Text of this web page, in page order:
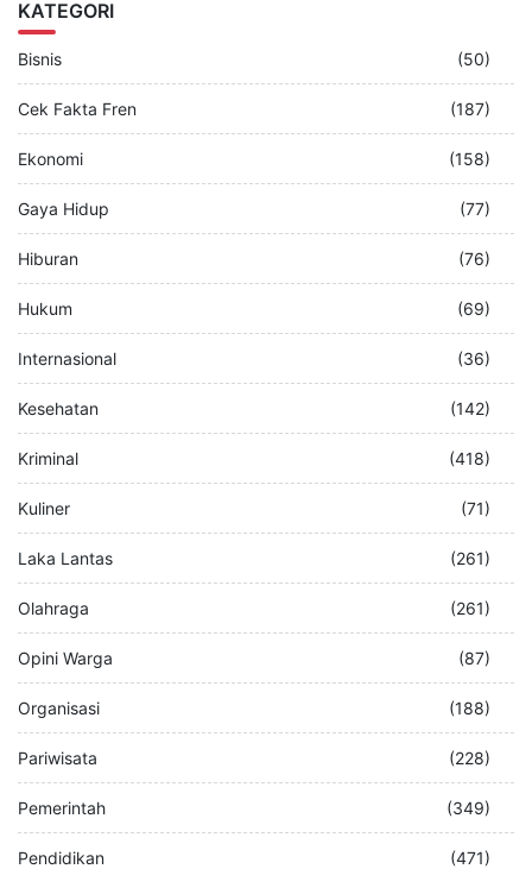
KATEGORI
Bisnis (50)
Cek Fakta Fren (187)
Ekonomi (158)
Gaya Hidup (77)
Hiburan (76)
Hukum (69)
Internasional (36)
Kesehatan (142)
Kriminal (418)
Kuliner (71)
Laka Lantas (261)
Olahraga (261)
Opini Warga (87)
Organisasi (188)
Pariwisata (228)
Pemerintah (349)
Pendidikan (471)